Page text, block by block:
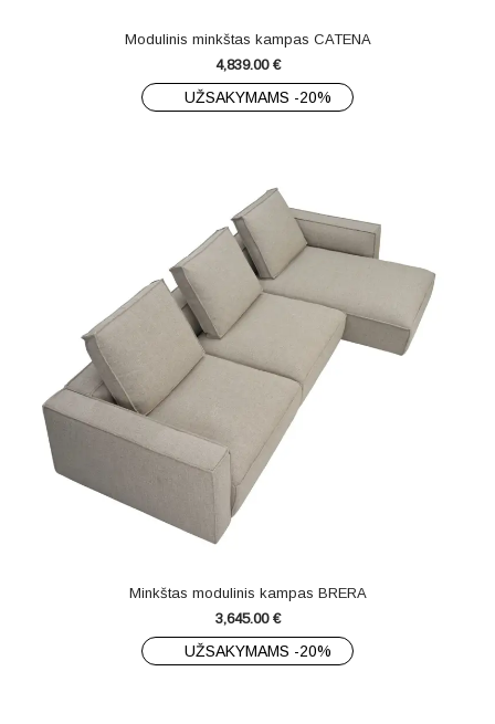
Modulinis minkštas kampas CATENA
4,839.00 €
UŽSAKYMAMS -20%
Minkštas modulinis kampas BRERA
3,645.00 €
UŽSAKYMAMS -20%